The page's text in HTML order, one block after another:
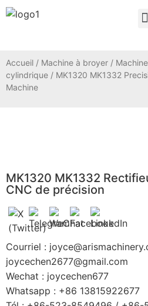
Accueil / Machine à broyer /
cylindrique / MK1320 MK1332
Machine
MK1320 MK1332
CNC de précision
Courriel :
joycechen2677@gmail.com
Wechat : joycechen677
Whatsapp : +86 13815922677